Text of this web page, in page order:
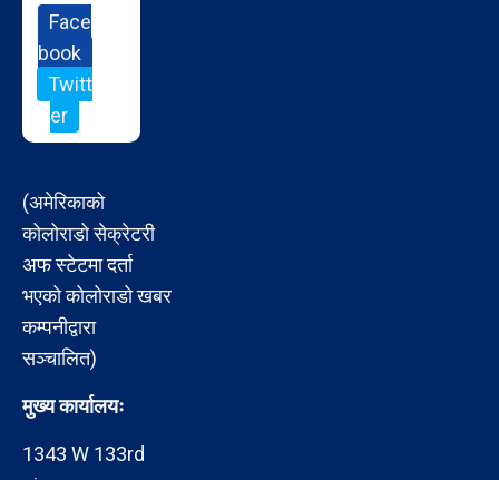
Face
book
Twitt
er
(अमेरिकाको
कोलोराडो सेक्रेटरी
अफ स्टेटमा दर्ता
भएको कोलोराडो खबर
कम्पनीद्वारा
सञ्चालित)
मुख्य कार्यालयः
1343 W 133rd